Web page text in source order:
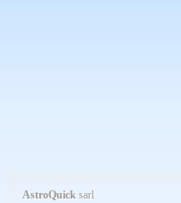
AstroQuick sarl